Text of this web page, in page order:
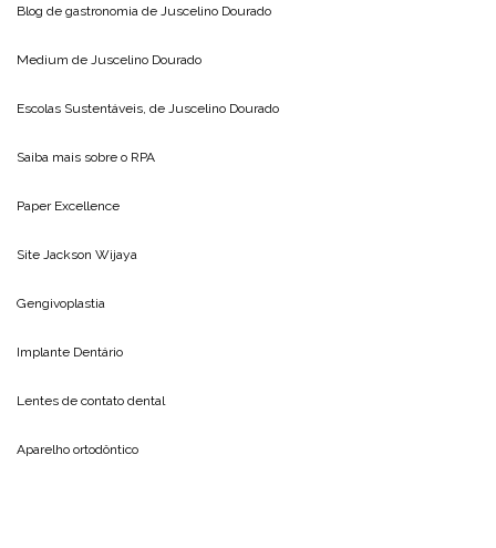
Blog de gastronomia de Juscelino Dourado
Medium de Juscelino Dourado
Escolas Sustentáveis, de Juscelino Dourado
Saiba mais sobre o RPA
Paper Excellence
Site Jackson Wijaya
Gengivoplastia
Implante Dentário
Lentes de contato dental
Aparelho ortodôntico